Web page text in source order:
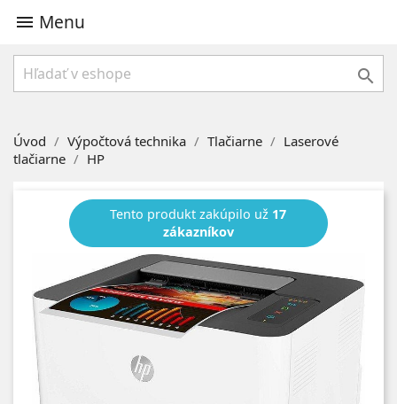
 Menu

Úvod Výpočtová technika Tlačiarne
Laserové
tlačiarne
HP
Tento produkt zakúpilo už 17
zákazníkov